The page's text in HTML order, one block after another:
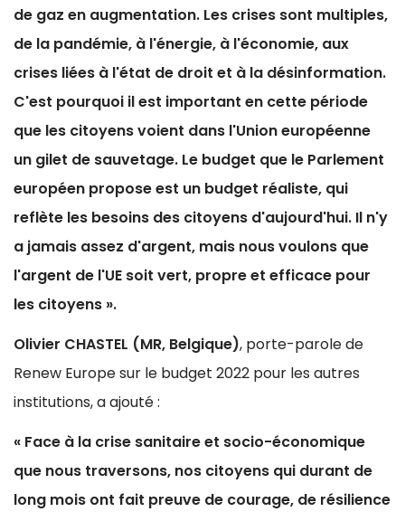
de gaz en augmentation. Les crises sont multiples,
de la pandémie, à l'énergie, à l'économie, aux
crises liées à l'état de droit et à la désinformation.
C'est pourquoi il est important en cette période
que les citoyens voient dans l'Union européenne
un gilet de sauvetage. Le budget que le Parlement
européen propose est un budget réaliste, qui
reflète les besoins des citoyens d'aujourd'hui. Il n'y
a jamais assez d'argent, mais nous voulons que
l'argent de l'UE soit vert, propre et efficace pour
les citoyens ».
Olivier CHASTEL (MR, Belgique), porte-parole de
Renew Europe sur le budget 2022 pour les autres
institutions, a ajouté :
« Face à la crise sanitaire et socio-économique
que nous traversons, nos citoyens qui durant de
long mois ont fait preuve de courage, de résilience